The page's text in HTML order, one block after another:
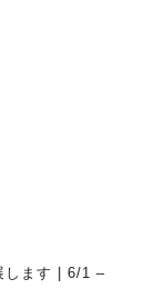
します | 6/1 –